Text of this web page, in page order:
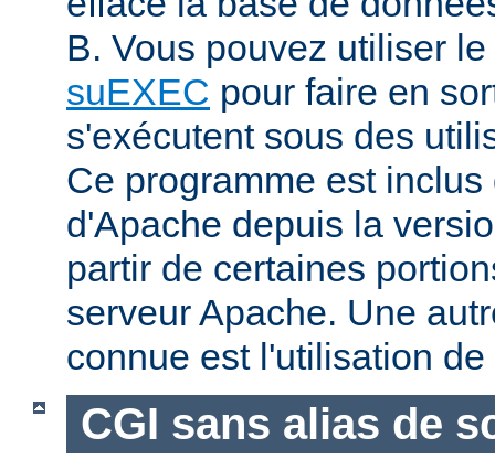
B. Vous pouvez utiliser
suEXEC pour faire en
s'exécutent sous des
Ce programme est
d'Apache depuis la
partir de certaines
serveur Apache. Une
connue est l'utilisation de
CGI sans alias de